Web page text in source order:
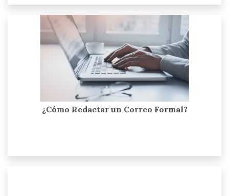
¿Cómo Redactar un Correo Formal?